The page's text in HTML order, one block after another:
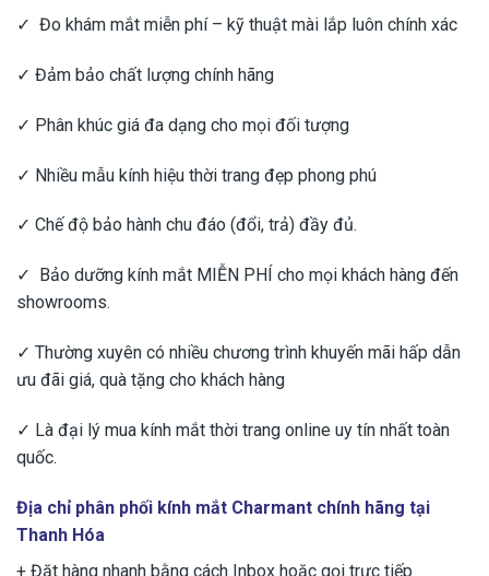
✓ Đo khám mắt miễn phí – kỹ thuật mài lắp luôn chính xác
✓ Đảm bảo chất lượng chính hãng
✓ Phân khúc giá đa dạng cho mọi đối tượng
✓ Nhiều mẫu kính hiệu thời trang đẹp phong phú
✓ Chế độ bảo hành chu đáo (đổi, trả) đầy đủ.
✓ Bảo dưỡng kính mắt MIỄN PHÍ cho mọi khách hàng đến
showrooms.
✓ Thường xuyên có nhiều chương trình khuyến mãi hấp dẫn
ưu đãi giá, quà tặng cho khách hàng
✓ Là đại lý mua kính mắt thời trang online uy tín nhất toàn
quốc.
Địa chỉ phân phối kính mắt Charmant chính hãng tại
Thanh Hóa
+ Đặt hàng nhanh bằng cách Inbox hoặc gọi trực tiếp